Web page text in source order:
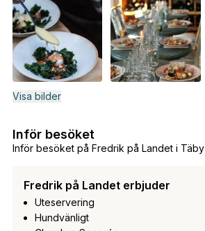
Visa bilder
Inför besöket på Fredrik på Landet i Täby
Inför besöket
Fredrik på Landet erbjuder
Uteservering
Hundvänligt